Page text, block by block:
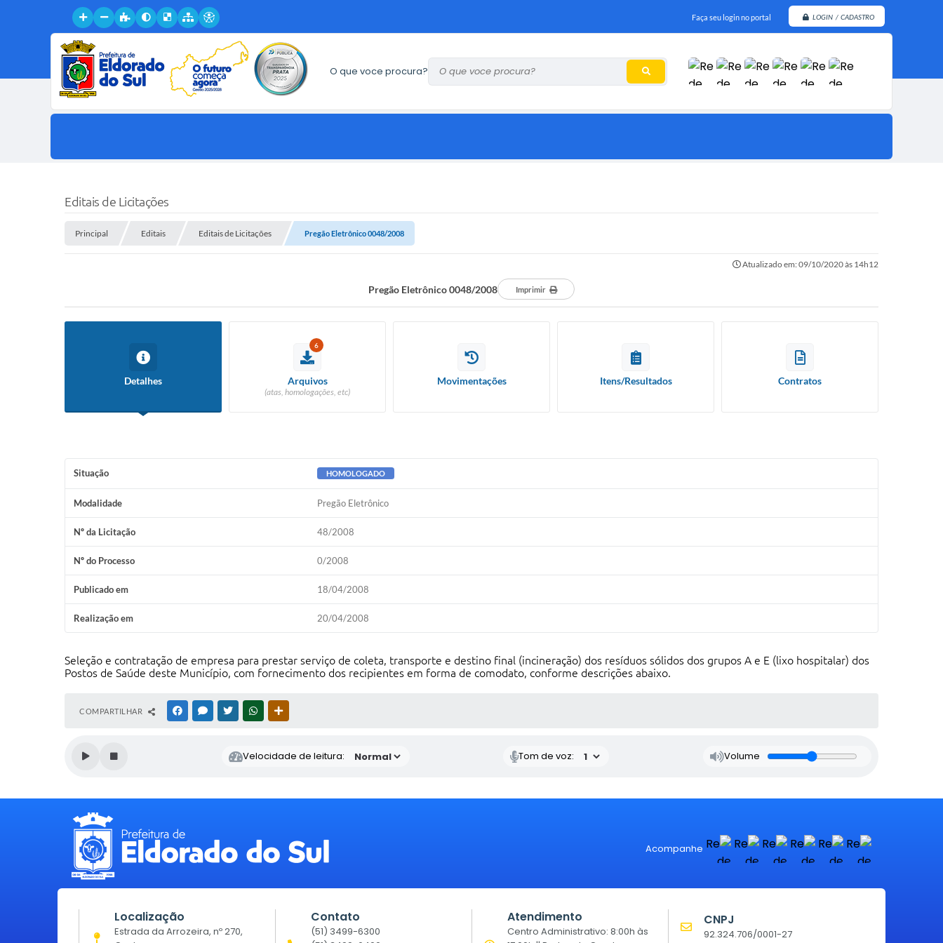
Faça seu login no portal LOGIN / CADASTRO
O que voce procura?
Editais de Licitações
Principal Editais Editais de Licitações Pregão Eletrônico 0048/2008
Atualizado em: 09/10/2020 às 14h12
Pregão Eletrônico 0048/2008 Imprimir
Detalhes
6
Arquivos
(atas, homologações, etc)
Movimentações Itens/Resultados Contratos
Situação HOMOLOGADO
Modalidade Pregão Eletrônico
Nº da Licitação 48/2008
Nº do Processo 0/2008
Publicado em 18/04/2008
Realização em 20/04/2008
Seleção e contratação de empresa para prestar serviço de coleta, transporte e destino final (incineração) dos resíduos sólidos dos grupos A e E (lixo hospitalar) dos
Postos de Saúde deste Município, com fornecimento dos recipientes em forma de comodato, conforme descrições abaixo.
COMPARTILHAR FACEBOOKMESSENGER
TWITTERWHATSAPP
Velocidade de leitura: Tom de voz: Volume
Acompanhe
Localização
Estrada da Arrozeira, nº 270,
Contato
(51) 3499-6300
Atendimento
Centro Administrativo: 8:00h às
CNPJ
92.324.706/0001-27